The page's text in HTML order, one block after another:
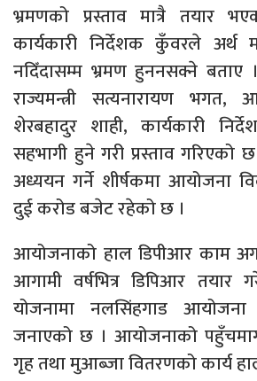
भ्रमणको प्रस्ताव मात्रै तयार
कार्यकारी निर्देशक कुँवरले अर्थ
नदिँदासम्म भ्रमण हुननसक्ने बताए
राज्यमन्त्री सत्यनारायण भगत,
शेरबहादुर शाही, कार्यकारी
सहभागी हुने गरी प्रस्ताव गरिएको छ
अध्ययन गर्ने शीर्षकमा आयोजना
दुई करोड बजेट रहेको छ ।
आयोजनाको हाल डिपीआर काम
आगामी वर्षभित्र डिपिआर तयार
योजनामा नलसिंहगाड
जनाएको छ । आयोजनाको
गृह तथा मुआब्जा वितरणको कार्य